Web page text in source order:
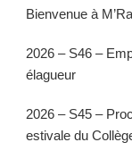
Bienvenue à
2026 – S46 –
élagueur
2026 – S45 –
estivale du